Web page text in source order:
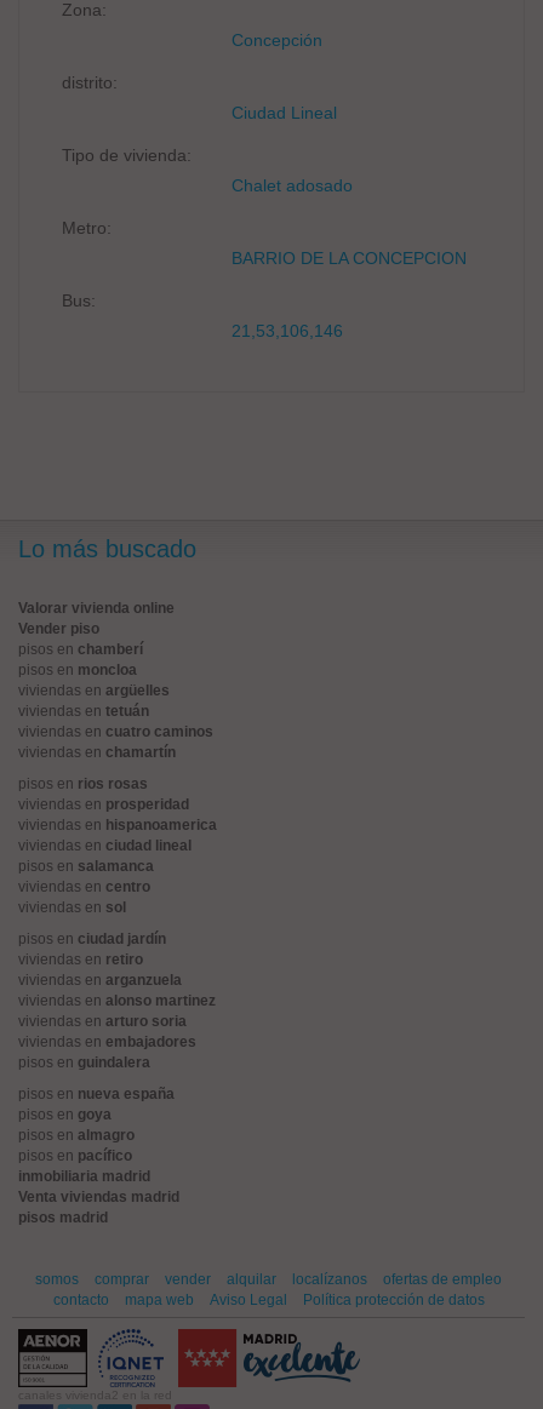
Zona:
Concepción
distrito:
Ciudad Lineal
Tipo de vivienda:
Chalet adosado
Metro:
BARRIO DE LA CONCEPCION
Bus:
21,53,106,146
Lo más buscado
Valorar vivienda online
Vender piso
pisos en chamberí
pisos en moncloa
viviendas en argüelles
viviendas en tetuán
viviendas en cuatro caminos
viviendas en chamartín
pisos en rios rosas
viviendas en prosperidad
viviendas en hispanoamerica
viviendas en ciudad lineal
pisos en salamanca
viviendas en centro
viviendas en sol
pisos en ciudad jardín
viviendas en retiro
viviendas en arganzuela
viviendas en alonso martinez
viviendas en arturo soria
viviendas en embajadores
pisos en guindalera
pisos en nueva españa
pisos en goya
pisos en almagro
pisos en pacífico
inmobiliaria madrid
Venta viviendas madrid
pisos madrid
somos comprar vender alquilar localízanos
ofertas de empleo
contacto
mapa web Aviso Legal Política protección de datos
canales vivienda2 en la red